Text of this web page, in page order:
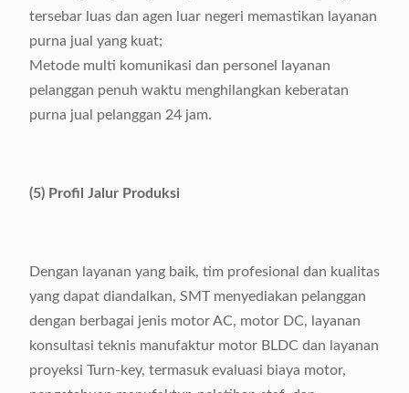
tersebar luas dan agen luar negeri memastikan layanan
purna jual yang kuat;
Metode multi komunikasi dan personel layanan
pelanggan penuh waktu menghilangkan keberatan
purna jual pelanggan 24 jam.
(5) Profil Jalur Produksi
Dengan layanan yang baik, tim profesional dan kualitas
yang dapat diandalkan, SMT menyediakan pelanggan
dengan berbagai jenis motor AC, motor DC, layanan
konsultasi teknis manufaktur motor BLDC dan layanan
proyeksi Turn-key, termasuk evaluasi biaya motor,